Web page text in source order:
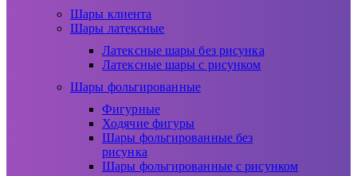
Шары клиента
Шары латексные
Латексные шары без рисунка
Латексные шары с рисунком
Шары фольгированные
Фигурные
Ходячие фигуры
Шары фольгированные без
рисунка
Шары фольгированные с рисунком